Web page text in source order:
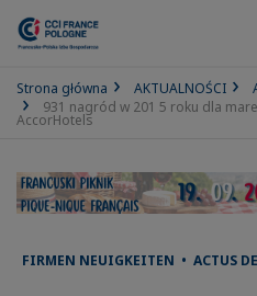
Strona główna AKTUALNOŚCI
931 nagród w 201 5 roku dla
AccorHotels
FIRMEN NEUIGKEITEN • ACTUS